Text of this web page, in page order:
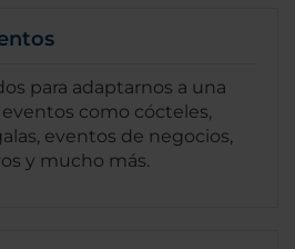
para adaptarnos a una
como cócteles,
eventos de negocios,
y mucho más.